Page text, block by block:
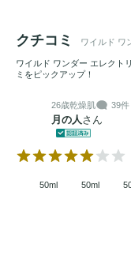
クチコミ ワイルド ワ
ワイルド ワンダー エレクト
ミをピックアップ！
26歳乾燥肌 39件
月の人 さん
50ml 50ml